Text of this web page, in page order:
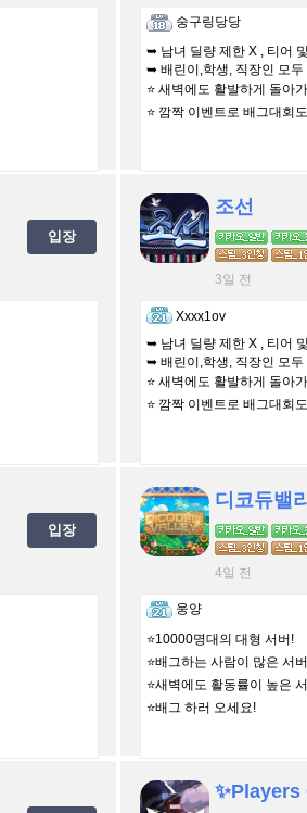
숭구링당당
➥ 남녀 딜량 제한 X , 티어
➥ 배린이,학생, 직장인 모두
⭐️ 새벽에도 활발하게 돌아
⭐️ 깜짝 이벤트로 배그대회
입장
조선
3일 전
Xxxx1ov
➥ 남녀 딜량 제한 X , 티어
➥ 배린이,학생, 직장인 모두
⭐️ 새벽에도 활발하게 돌아
⭐️ 깜짝 이벤트로 배그대회
입장
디코듀밸리
4일 전
웅양
⭐️10000명대의 대형 서버!
⭐️배그하는 사람이 많은 서
⭐️새벽에도 활동률이 높은
⭐️배그 하러 오세요!
✨Players